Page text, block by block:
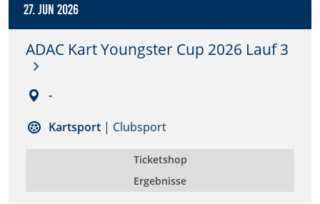
27. Jun 2026
ADAC Kart Youngster Cup 2026 Lauf 3
-
Kartsport | Clubsport
Ticketshop
Ergebnisse
DMSB
Dieser Cookie speichert Informationen zu
Cookie Laufzeit: